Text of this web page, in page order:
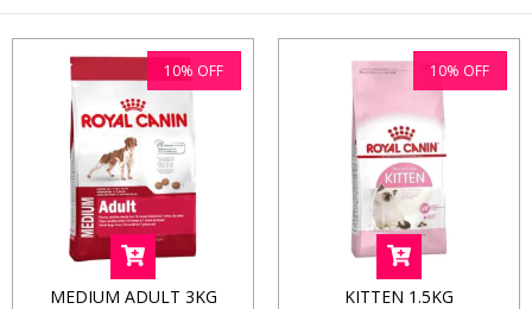
10% OFF
MEDIUM ADULT 3KG
10% OFF
KITTEN 1.5KG